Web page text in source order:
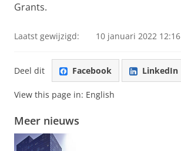
Grants.
Laatst gewijzigd: 10 januari 2022 12:16
Deel dit Facebook LinkedIn
View this page in: English
Meer nieuws